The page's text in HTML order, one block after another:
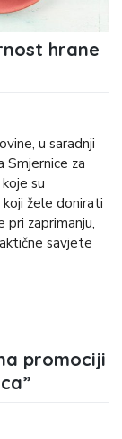
hrane
u saradnji
Smjernice za
su
žele donirati
pri zaprimanju,
savjete
promociji